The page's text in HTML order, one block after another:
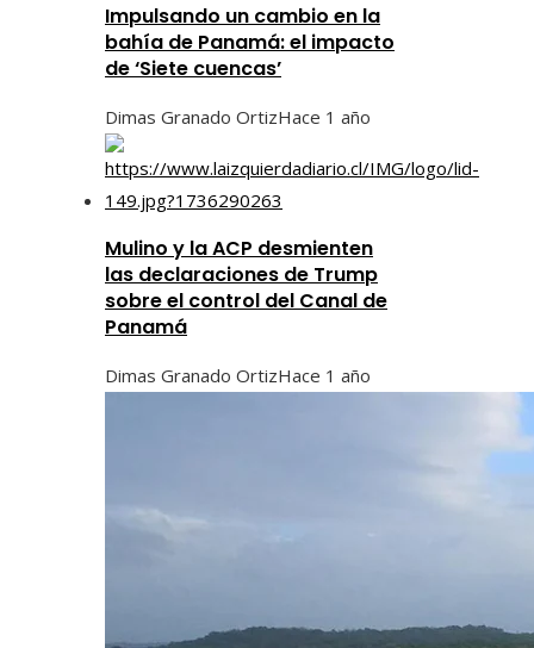
Impulsando un cambio en la
bahía de Panamá: el impacto
de ‘Siete cuencas’
Dimas Granado OrtizHace 1 año
Mulino y la ACP desmienten
las declaraciones de Trump
sobre el control del Canal de
Panamá
Dimas Granado OrtizHace 1 año